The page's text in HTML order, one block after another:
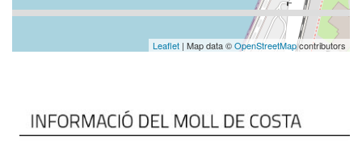
Leaflet | Map data ©OpenStreetMapcontributors